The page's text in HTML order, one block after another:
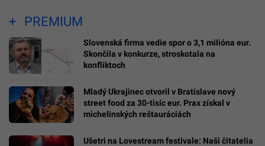
PREMIUM
Slovenská firma vedie spor o 3,1 milióna eur.
Skončila v konkurze, stroskotala na
konfliktoch
Mladý Ukrajinec otvoril v Bratislave nový
street food za 30-tisíc eur. Prax získal v
michelinských reštauráciách
Ušetri na Lovestream festivale: Naši čitatelia